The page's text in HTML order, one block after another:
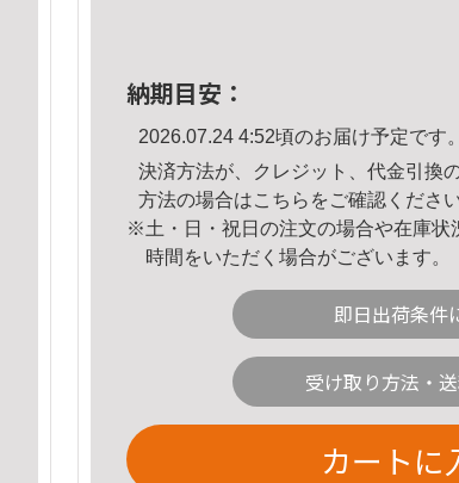
納期目安：
2026.07.24 4:52頃のお届け予定です。
決済方法が、クレジット、代金引換
方法の場合はこちら をご確認ください
※土・日・祝日の注文の場合や在庫状
時間をいただく場合がございます。
即日出荷条件
受け取り方法・
カートに